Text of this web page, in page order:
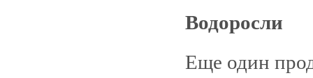
Водоросли
Еще один